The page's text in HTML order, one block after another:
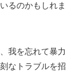
るのかもしれま
我を忘れて暴力
なトラブルを招